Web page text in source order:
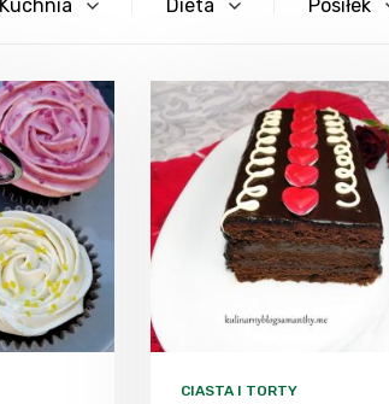
Kuchnia Dieta Posiłek
CIASTA I TORTY